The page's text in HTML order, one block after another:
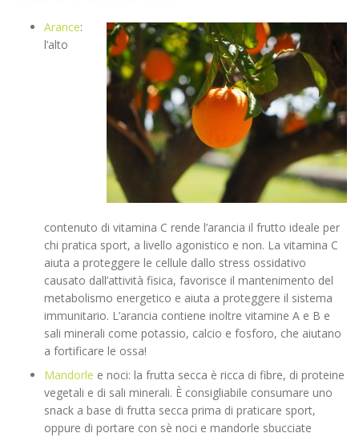
Arance:
l’alto
contenuto di vitamina C rende l’arancia il frutto ideale per
chi pratica sport, a livello agonistico e non. La vitamina C
aiuta a proteggere le cellule dallo stress ossidativo
causato dall’attività fisica, favorisce il mantenimento del
metabolismo energetico e aiuta a proteggere il sistema
immunitario. L’arancia contiene inoltre vitamine A e B e
sali minerali come potassio, calcio e fosforo, che aiutano
a fortificare le ossa!
Mandorle e noci: la frutta secca è ricca di fibre, di proteine
vegetali e di sali minerali. È consigliabile consumare uno
snack a base di frutta secca prima di praticare sport,
oppure di portare con sè noci e mandorle sbucciate